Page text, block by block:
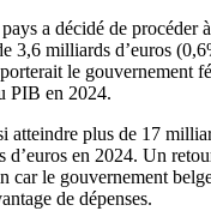
a décidé de procéder
3,6 milliards d’euros
le gouvernement
PIB en 2024.
atteindre plus de 17
d’euros en 2024. Un
car le gouvernement
de dépenses.